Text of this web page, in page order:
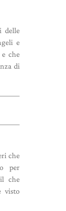
delle
e
e che
di
che
per
che
visto